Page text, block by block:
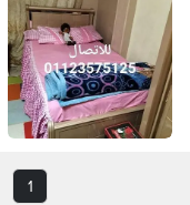
1